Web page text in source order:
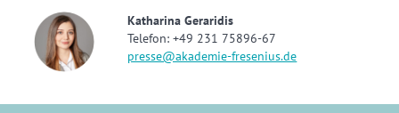
Katharina Geraridis
Telefon: +49 231 75896-67
presse@akademie-fresenius.de